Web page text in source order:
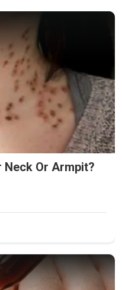
Neck Or Armpit?